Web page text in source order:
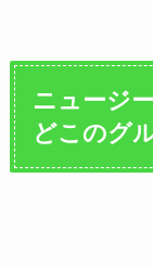
ニュージ
どこのグ